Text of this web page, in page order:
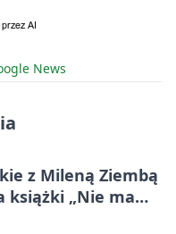
News
z Mileną Ziembą
książki „Nie mam